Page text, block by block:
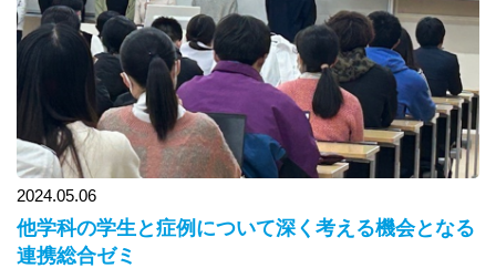
2024.05.06
他学科の学生と症例について深く考える機会となる
連携総合ゼミ